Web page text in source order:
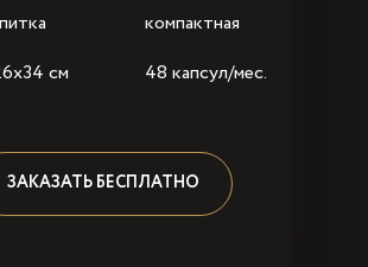
компактная
48 капсул/мес.
см
ЗАКАЗАТЬ БЕСПЛАТНО